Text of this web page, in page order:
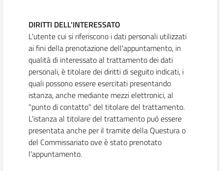
DIRITTI DELL'INTERESSATO
L'utente cui si riferiscono i dati personali utilizzati
ai fini della prenotazione dell'appuntamento, in
qualità di interessato al trattamento dei dati
personali, è titolare dei diritti di seguito indicati, i
quali possono essere esercitati presentando
istanza, anche mediante mezzi elettronici, al
"punto di contatto" del titolare del trattamento.
L'istanza al titolare del trattamento può essere
presentata anche per il tramite della Questura o
del Commissariato ove è stato prenotato
l'appuntamento.